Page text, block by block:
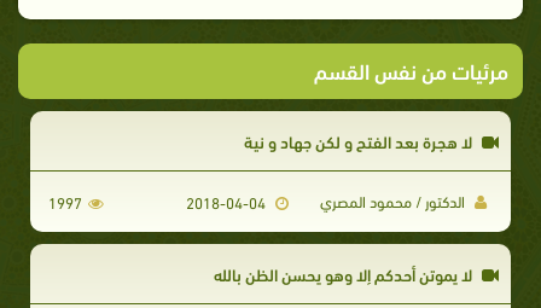
مرئيات من نفس القسم
لا هجرة بعد الفتح و لكن جهاد و نية
الدكتور / محمود المصري 1997
لا يموتن أحدكم إلا وهو يحسن الظن بالله